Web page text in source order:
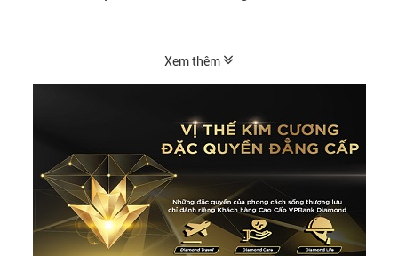
Xem thêm